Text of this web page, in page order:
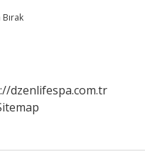
dzenlifespa.com.tr